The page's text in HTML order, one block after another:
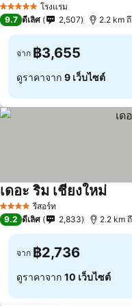
5 ดาว โรงแรม
9.7 ดีเลิศ 2,507 2.2 km
จาก ฿3,655
ดูราคาจาก 9 เว็บไซต์
4 ดาว รีสอร์ท
เดอะ ริม เชียงใหม่
9.2 ดีเลิศ 2,833 2.2 km
จาก ฿2,736
ดูราคาจาก 10 เว็บไซต์